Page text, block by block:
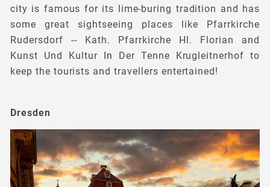
city is famous for its lime-buring tradition and has
some great sightseeing places like Pfarrkirche
Rudersdorf -- Kath. Pfarrkirche Hl. Florian and
Kunst Und Kultur In Der Tenne Krugleitnerhof to
keep the tourists and travellers entertained!
Dresden